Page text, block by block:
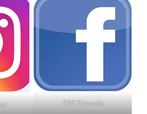
765 Freunde